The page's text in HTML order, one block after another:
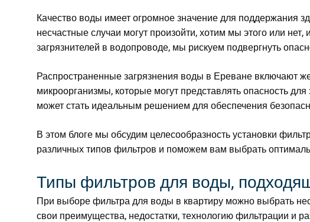
Качество воды имеет огромное значение для поддержания
несчастные случаи могут произойти, хотим мы этого или
загрязнителей в водопроводе, мы рискуем подвергнуть
Распространенные загрязнения воды в Ереване включают
микроорганизмы, которые могут представлять опасность
может стать идеальным решением для обеспечения
В этом блоге мы обсудим целесообразность установки
различных типов фильтров и поможем вам выбрать
Типы фильтров для воды,
При выборе фильтра для воды в квартиру можно выбрать
свои преимущества, недостатки, технологию фильтрации и